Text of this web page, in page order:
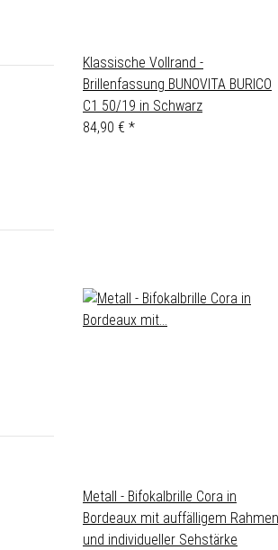
Klassische Vollrand -
Brillenfassung BUNOVITA BURICO
C1 50/19 in Schwarz
84,90 € *
Metall - Bifokalbrille Cora in
Bordeaux mit auffälligem Rahmen
und individueller Sehstärke